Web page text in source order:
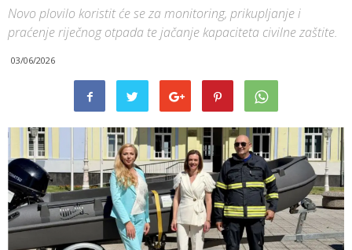
Novo plovilo koristit će se za monitoring, prikupljanje i
praćenje riječnog otpada te jačanje kapaciteta civilne zaštite.
03/06/2026